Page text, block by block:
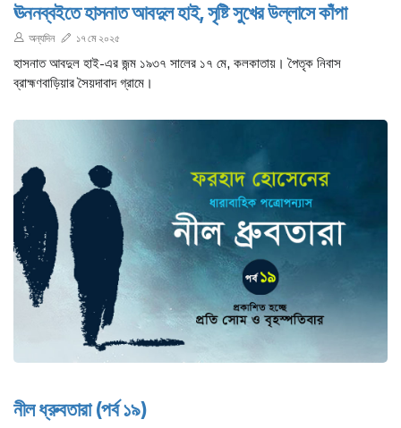
ঊননব্বইতে হাসনাত আবদুল হাই, সৃষ্টি সুখের উল্লাসে কাঁপা
অন্যদিন ১৭ মে ২০২৫
হাসনাত আবদুল হাই-এর জন্ম ১৯৩৭ সালের ১৭ মে, কলকাতায়। পৈতৃক নিবাস
ব্রাহ্মণবাড়িয়ার সৈয়দাবাদ গ্রামে।
নীল ধ্রুবতারা (পর্ব ১৯)